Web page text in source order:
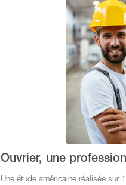
Ouvrier, une
Une étude américaine réalisée